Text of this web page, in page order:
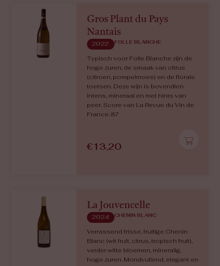
Gros Plant du Pays
Nantais
2022 FOLLE BLANCHE
Typisch voor Folle Blanche zijn de
hoge zuren, de smaak van citrus
(citroen, pompelmoes) en de florale
toetsen. Deze wijn is bovendien
intens, mineraal en met hints van
peer. Score van La Revue du Vin de
France: 87
€13,20
La Jouvencelle
2024 CHENIN BLANC
Verrassend frisse, fruitige Chenin
Blanc (wit fruit, citrus, tropisch fruit),
verder witte bloemen, mineralig,
hoge zuren. Mondvullend, elegant en